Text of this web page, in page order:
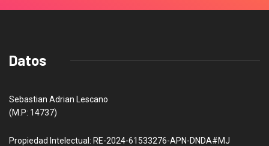
Datos
Sebastian Adrian Lescano
(M.P: 14737)
Propiedad Intelectual: RE-2024-61533276-APN-DNDA#MJ